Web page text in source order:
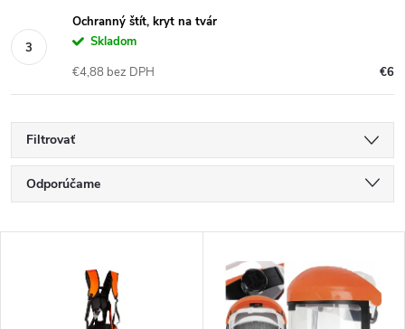
Ochranný štít, kryt na tvár
Skladom
€6
€4,88 bez DPH
Filtrovať
R
a
Odporúčame
Najpredávanejšie